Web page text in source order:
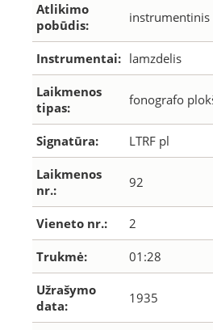
Atlikimo
pobūdis:
instrumentinis
Instrumentai: lamzdelis
Laikmenos
tipas:
fonografo
Signatūra: LTRF pl
Laikmenos
nr.:
92
Vieneto nr.: 2
Trukmė: 01:28
Užrašymo
data:
1935